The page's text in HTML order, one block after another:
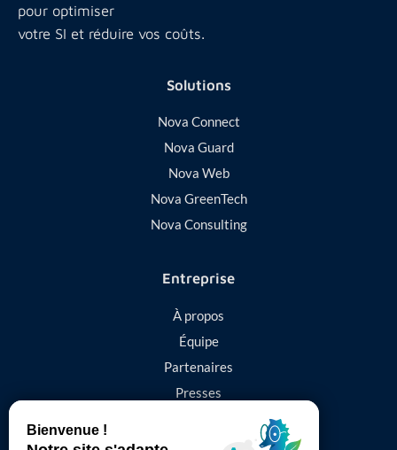
pour optimiser
votre SI et réduire vos coûts.
Solutions
Nova Connect
Nova Guard
Nova Web
Nova GreenTech
Nova Consulting
Entreprise
À propos
Équipe
Partenaires
Presses